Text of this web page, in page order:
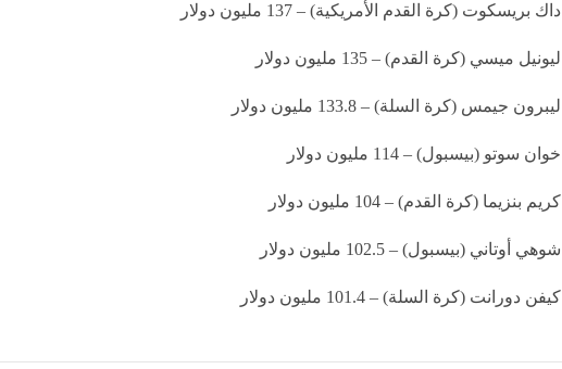
داك بريسكوت (كرة القدم الأمريكية) – 137 مليون دولار
ليونيل ميسي (كرة القدم) – 135 مليون دولار
ليبرون جيمس (كرة السلة) – 133.8 مليون دولار
خوان سوتو (بيسبول) – 114 مليون دولار
كريم بنزيما (كرة القدم) – 104 مليون دولار
شوهي أوتاني (بيسبول) – 102.5 مليون دولار
كيفن دورانت (كرة السلة) – 101.4 مليون دولار